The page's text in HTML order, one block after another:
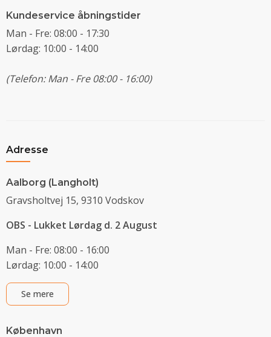
Kundeservice åbningstider
Man - Fre: 08:00 - 17:30
Lørdag: 10:00 - 14:00
(Telefon: Man - Fre 08:00 - 16:00)
Adresse
Aalborg (Langholt)
Gravsholtvej 15, 9310 Vodskov
OBS - Lukket Lørdag d. 2 August
Man - Fre: 08:00 - 16:00
Lørdag: 10:00 - 14:00
Se mere
København